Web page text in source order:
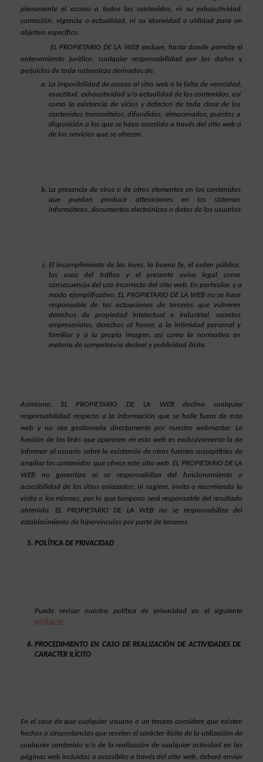
plenamente el acceso a todos los contenidos, ni su exhaustividad,
corrección, vigencia o actualidad, ni su idoneidad o utilidad para un
objetivo específico.
EL PROPIETARIO DE LA WEB excluye, hasta donde permite el
ordenamiento jurídico, cualquier responsabilidad por los daños y
perjuicios de toda naturaleza derivados de:
La imposibilidad de acceso al sitio web o la falta de veracidad,
exactitud, exhaustividad y/o actualidad de los contenidos, así
como la existencia de vicios y defectos de toda clase de los
contenidos transmitidos, difundidos, almacenados, puestos a
disposición a los que se haya accedido a través del sitio web o
de los servicios que se ofrecen.
La presencia de virus o de otros elementos en los contenidos
que puedan producir alteraciones en los sistemas
informáticos, documentos electrónicos o datos de los usuarios.
El incumplimiento de las leyes, la buena fe, el orden público,
los usos del tráfico y el presente aviso legal como
consecuencia del uso incorrecto del sitio web. En particular, y a
modo ejemplificativo, EL PROPIETARIO DE LA WEB no se hace
responsable de las actuaciones de terceros que vulneren
derechos de propiedad intelectual e industrial, secretos
empresariales, derechos al honor, a la intimidad personal y
familiar y a la propia imagen, así como la normativa en
materia de competencia desleal y publicidad ilícita.
Asimismo, EL PROPIETARIO DE LA WEB declina cualquier
responsabilidad respecto a la información que se halle fuera de esta
web y no sea gestionada directamente por nuestro webmaster. La
función de los links que aparecen en esta web es exclusivamente la de
informar al usuario sobre la existencia de otras fuentes susceptibles de
ampliar los contenidos que ofrece este sitio web. EL PROPIETARIO DE LA
WEB no garantiza ni se responsabiliza del funcionamiento o
accesibilidad de los sitios enlazados; ni sugiere, invita o recomienda la
visita a los mismos, por lo que tampoco será responsable del resultado
obtenido. EL PROPIETARIO DE LA WEB no se responsabiliza del
establecimiento de hipervínculos por parte de terceros.
POLÍTICA DE PRIVACIDAD
enlace.
PROCEDIMIENTO EN CASO DE REALIZACIÓN DE ACTIVIDADES DE
CARACTER ILÍCITO
En el caso de que cualquier usuario o un tercero considere que existen
hechos o circunstancias que revelen el carácter ilícito de la utilización de
cualquier contenido y/o de la realización de cualquier actividad en las
páginas web incluidas o accesibles a través del sitio web, deberá enviar